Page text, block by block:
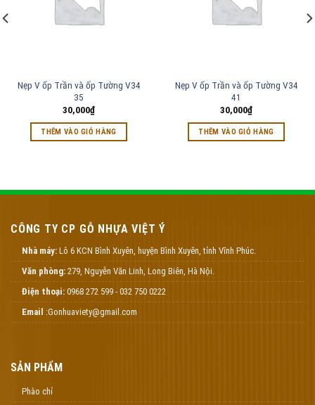
Nẹp V ốp Trần và ốp Tường V34
35
30,000₫
THÊM VÀO GIỎ HÀNG
Nẹp V ốp Trần và ốp Tường V34
41
30,000₫
THÊM VÀO GIỎ HÀNG
CÔNG TY CP GỖ NHỰA VIỆT Ý
Nhà máy: Lô 6 KCN Bình Xuyên, huyện Bình Xuyên, tỉnh Vĩnh Phúc.
Văn phòng: 279, Nguyễn Văn Linh, Long Biên, Hà Nội.
Điện thoại: 0968 272 599 - 032 750 0222
Email :Gonhuaviety@gmail.com
SẢN PHẨM
Phào chỉ